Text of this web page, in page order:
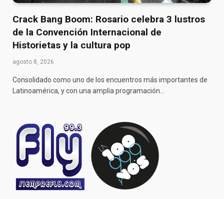
Crack Bang Boom: Rosario celebra 3 lustros
de la Convención Internacional de
Historietas y la cultura pop
agosto 8, 2026
Consolidado como uno de los encuentros más importantes de
Latinoamérica, y con una amplia programación…